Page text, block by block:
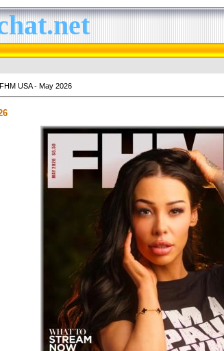
USA - May 2026